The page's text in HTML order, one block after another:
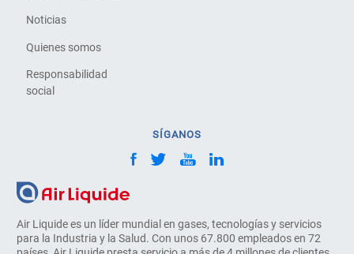
Air Liquide es un líder mundial en gases, tecnologías y servicios
para la Industria y la Salud. Con unos 67.800 empleados en 72
Noticias
Quienes somos
Responsabilidad
social
SÍGANOS